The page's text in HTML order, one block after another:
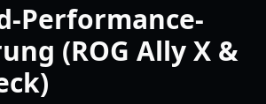
Performance-
(ROG Ally X &